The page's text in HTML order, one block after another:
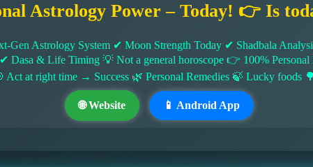
Astrology Power – Today! 👉 Is
Gen Astrology System ✔ Moon Strength Today ✔ Shadbala
Dasa & Life Timing 💡 Not a general horoscope 👉 100%
at right time → Success 🌿 Personal Remedies 🍃 Lucky foods
🌐 Website 📱 Android App